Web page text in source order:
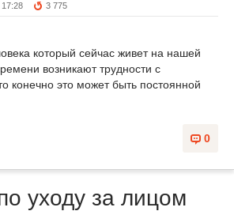
3 775
который сейчас живет на нашей
возникают трудности с
конечно это может быть постоянной
0
уходу за лицом